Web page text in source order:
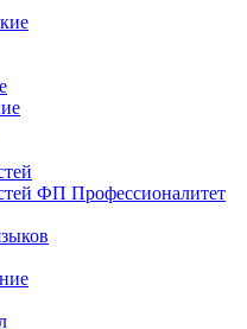
ФП Профессионалитет